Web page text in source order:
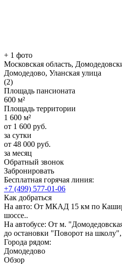
+ 1 фото
Московская область,
Домодедово, Уланская улица
(2)
Площадь пансионата
600 м²
Площадь территории
1 600 м²
от 1 600 руб.
за сутки
от 48 000 руб.
за месяц
Обратный звонок
Забронировать
Бесплатная горячая линия:
+7 (499) 577-01-06
Как добраться
На авто: От МКАД 15 км по
шоссе..
На автобусе: От м.
до остановки "Поворот на
Города рядом:
Домодедово
Обзор